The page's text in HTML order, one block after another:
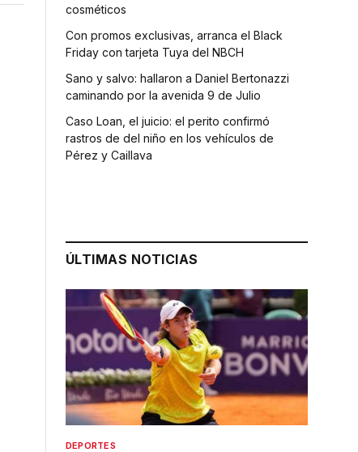
cosméticos
Con promos exclusivas, arranca el Black
Friday con tarjeta Tuya del NBCH
Sano y salvo: hallaron a Daniel Bertonazzi
caminando por la avenida 9 de Julio
Caso Loan, el juicio: el perito confirmó
rastros de del niño en los vehículos de
Pérez y Caillava
ÚLTIMAS NOTICIAS
DEPORTES